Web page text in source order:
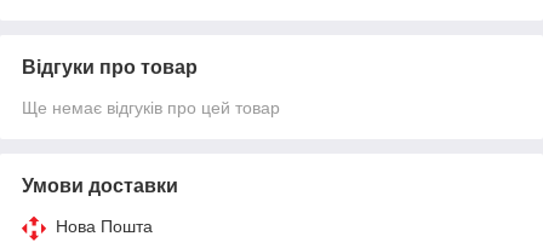
Відгуки про товар
Ще немає відгуків про цей товар
Умови доставки
Нова Пошта